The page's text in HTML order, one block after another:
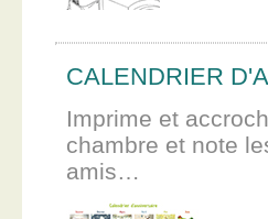
CALENDRIER
Imprime et
chambre et note
amis…